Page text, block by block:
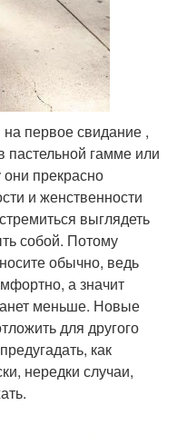
на первое свидание ,
пастельной гамме или
прекрасно
и женственности
выглядеть
собой. Потому
обычно, ведь
а значит
меньше. Новые
для другого
как
нередки случаи,